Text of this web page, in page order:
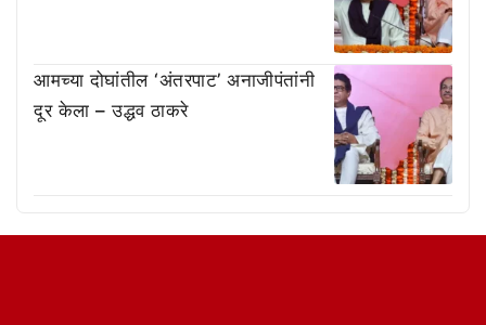
आमच्या दोघांतील ‘अंतरपाट’ अनाजीपंतांनी
दूर केला – उद्धव ठाकरे